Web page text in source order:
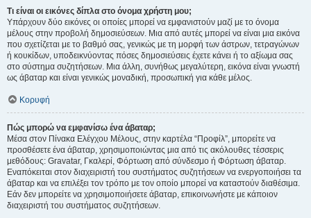
Τι είναι οι εικόνες δίπλα στο όνομα χρήστη μου;
Υπάρχουν δύο εικόνες οι οποίες μπορεί να εμφανιστούν μαζί με το όνομα
μέλους στην προβολή δημοσιεύσεων. Μια από αυτές μπορεί να είναι μια εικόνα
που σχετίζεται με το βαθμό σας, γενικώς με τη μορφή των άστρων, τετραγώνων
ή κουκίδων, υποδεικνύοντας πόσες δημοσιεύσεις έχετε κάνει ή το αξίωμα σας
στο σύστημα συζητήσεων. Μια άλλη, συνήθως μεγαλύτερη, εικόνα είναι γνωστή
ως άβαταρ και είναι γενικώς μοναδική, προσωπική για κάθε μέλος.
Κορυφή
Πώς μπορώ να εμφανίσω ένα άβαταρ;
Μέσα στον Πίνακα Ελέγχου Μέλους, στην καρτέλα “Προφίλ”, μπορείτε να
προσθέσετε ένα άβαταρ, χρησιμοποιώντας μια από τις ακόλουθες τέσσερις
μεθόδους: Gravatar, Γκαλερί, Φόρτωση από σύνδεσμο ή Φόρτωση άβαταρ.
Εναπόκειται στον διαχειριστή του συστήματος συζητήσεων να ενεργοποιήσει τα
άβαταρ και να επιλέξει τον τρόπο με τον οποίο μπορεί να καταστούν διαθέσιμα.
Εάν δεν μπορείτε να χρησιμοποιήσετε άβαταρ, επικοινωνήστε με κάποιον
διαχειριστή του συστήματος συζητήσεων.